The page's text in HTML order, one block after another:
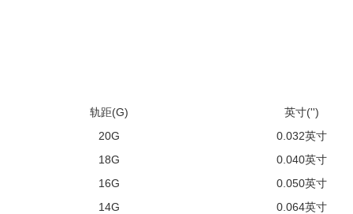
轨距(G)
英寸('')
20G
0.032英寸
18G
0.040英寸
16G
0.050英寸
14G
0.064英寸